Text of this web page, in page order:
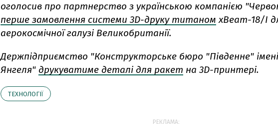
оголосив про партнерство з українською компанією
перше замовлення системи 3D-друку титаном xBeam-18/I
аерокосмічної галузі Великобританії.
Держпідприємство "Конструкторське бюро "Південне"
Янгеля" друкуватиме деталі для ракет на 3D-принтері.
ТЕХНОЛОГІЇ
РЕКЛАМА: